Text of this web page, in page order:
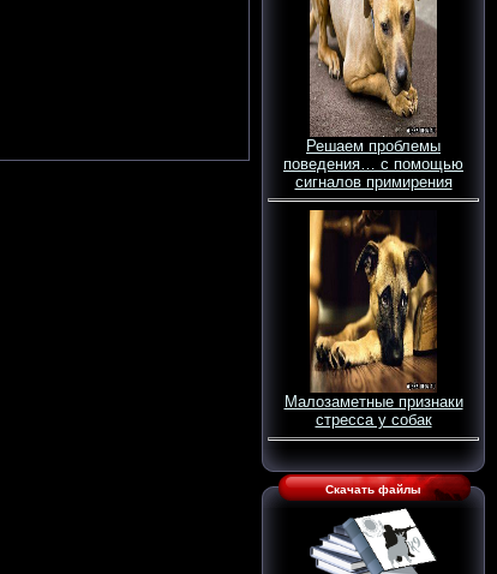
Решаем проблемы
поведения… с помощью
сигналов примирения
Малозаметные признаки
стресса у собак
Скачать файлы